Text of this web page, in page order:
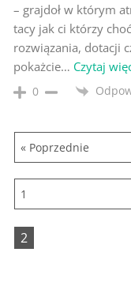
– grajdoł w którym
tacy jak ci którzy
rozwiązania, dotacji
pokażcie… Czytaj
0
« Poprzednie
1
2